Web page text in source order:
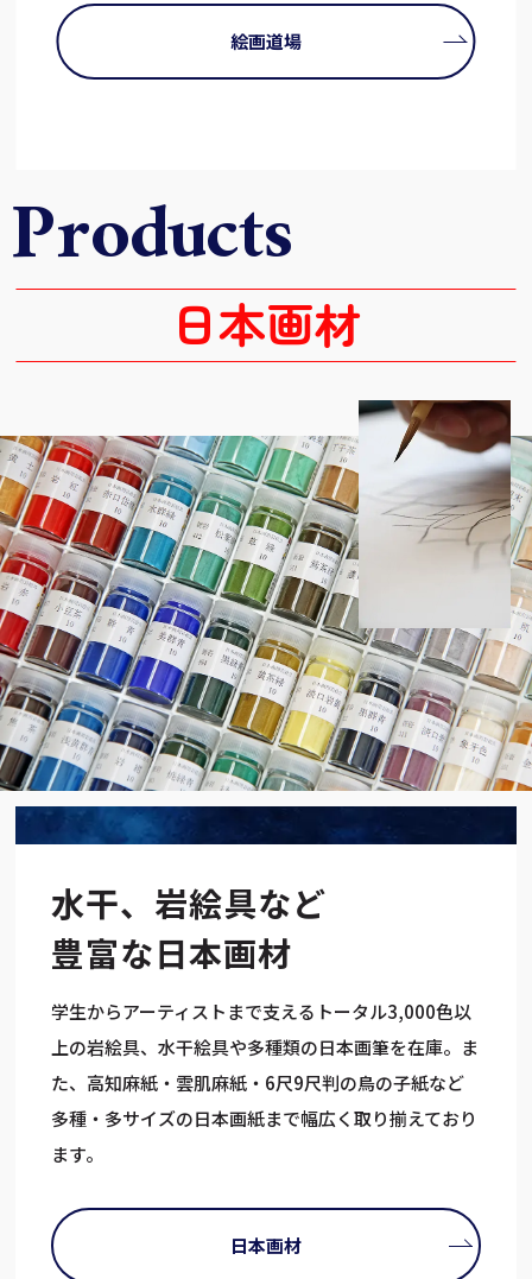
絵画道場
Products
水干、岩絵具など
豊富な日本画材
学生からアーティストまで支えるトータル3,000色以
上の岩絵具、水干絵具や多種類の日本画筆を在庫。ま
た、高知麻紙・雲肌麻紙・6尺9尺判の鳥の子紙など
多種・多サイズの日本画紙まで幅広く取り揃えており
ます。
日本画材
日本画材